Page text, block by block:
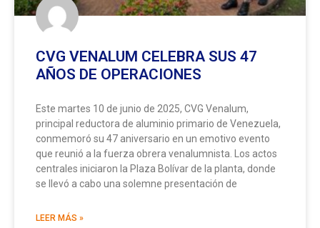
CVG VENALUM CELEBRA SUS 47
AÑOS DE OPERACIONES
Este martes 10 de junio de 2025, CVG Venalum,
principal reductora de aluminio primario de Venezuela,
conmemoró su 47 aniversario en un emotivo evento
que reunió a la fuerza obrera venalumnista. Los actos
centrales iniciaron la Plaza Bolívar de la planta, donde
se llevó a cabo una solemne presentación de
LEER MÁS »